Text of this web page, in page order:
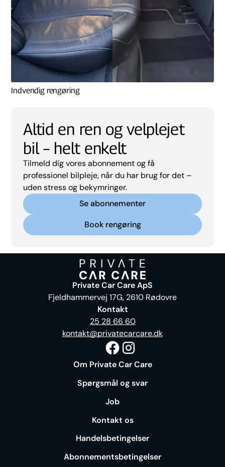
Indvendig rengøring
Altid en ren og velplejet
bil – helt enkelt
Tilmeld dig vores abonnement og få
professionel bilpleje, når du har brug for det –
uden stress og bekymringer.
Se abonnementer
Book rengøring
Private Car Care ApS
Fjeldhammervej 17G, 2610 Rødovre
Kontakt
25 28 66 60
kontakt@privatecarcare.dk
Om Private Car Care
Spørgsmål og svar
Job
Kontakt os
Handelsbetingelser
Abonnementsbetingelser